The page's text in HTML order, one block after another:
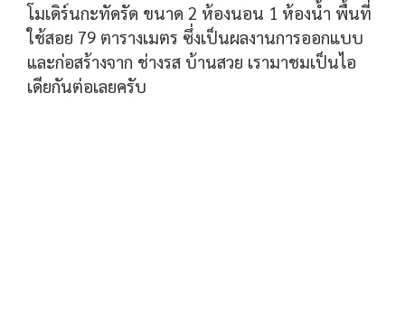
โมเดิร์นกะทัดรัด ขนาด 2 ห้องนอน 1 ห้องน้ำ พื้นที่
ใช้สอย 79 ตารางเมตร ซึ่งเป็นผลงานการออกแบบ
และก่อสร้างจาก ช่างรส บ้านสวย เรามาชมเป็นไอ
เดียกันต่อเลยครับ